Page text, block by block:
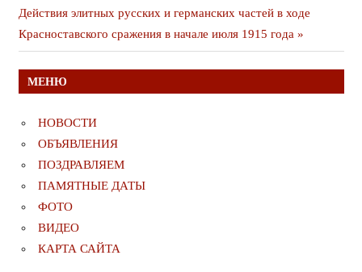
по
записям
Следующая
публикация
Действия элитных русских и германских частей в ходе
Красноставского сражения в начале июля 1915 года
МЕНЮ
НОВОСТИ
ОБЪЯВЛЕНИЯ
ПОЗДРАВЛЯЕМ
ПАМЯТНЫЕ ДАТЫ
ФОТО
ВИДЕО
КАРТА САЙТА